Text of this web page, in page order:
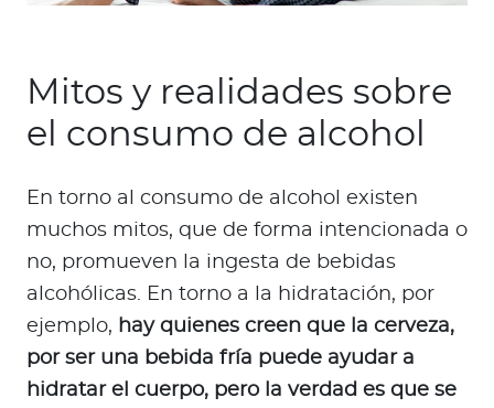
Mitos y realidades sobre
el consumo de alcohol
En torno al consumo de alcohol existen
muchos mitos, que de forma intencionada o
no, promueven la ingesta de bebidas
alcohólicas. En torno a la hidratación, por
ejemplo, hay quienes creen que la cerveza,
por ser una bebida fría puede ayudar a
hidratar el cuerpo, pero la verdad es que se